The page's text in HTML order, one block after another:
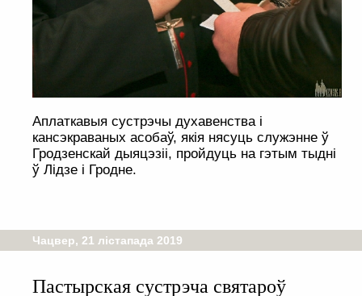
Аплаткавыя сустрэчы духавенства і
кансэкраваных асобаў, якія нясуць служэнне ў
Гродзенскай дыяцэзіі, пройдуць на гэтым тыдні
ў Лідзе і Гродне.
Чацвер, 21 лістапада 2019
Пастырская сустрэча святароў